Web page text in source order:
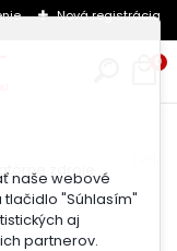
naše webové
tlačidlo "Súhlasím"
aj
partnerov.
Nová registrácia
0
zdroje